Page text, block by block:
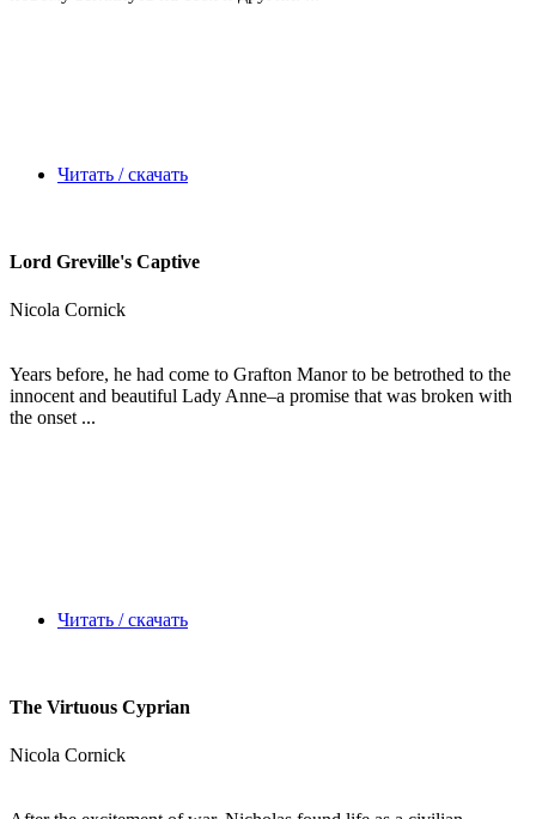
Читать / скачать
Lord Greville's Captive
Nicola Cornick
Years before, he had come to Grafton Manor to be betrothed to the
innocent and beautiful Lady Anne–a promise that was broken with
the onset ...
Читать / скачать
The Virtuous Cyprian
Nicola Cornick